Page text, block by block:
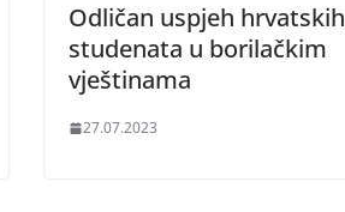
Odličan uspjeh hrvatskih
studenata u borilačkim
vještinama
27.07.2023